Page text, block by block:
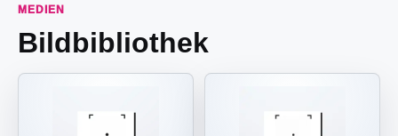
MEDIEN
Bildbibliothek